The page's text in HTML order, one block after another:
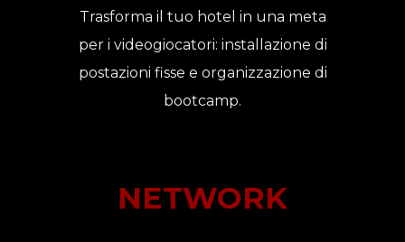
Trasforma il tuo hotel in una meta
per i videogiocatori: installazione di
postazioni fisse e organizzazione di
bootcamp.
NETWORK